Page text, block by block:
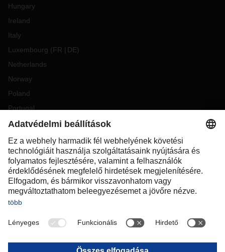
Hungary
Ireland
Italy
Luxembourg (FR DE)
Netherlands
Norway
Poland
Portugal
Romania
Slovakia
Spain
Sweden
Switzerland( DE FR)
Turkey
OCEANIA